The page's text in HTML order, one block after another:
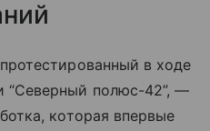
в ходе
полюс-42”, —
которая впервые